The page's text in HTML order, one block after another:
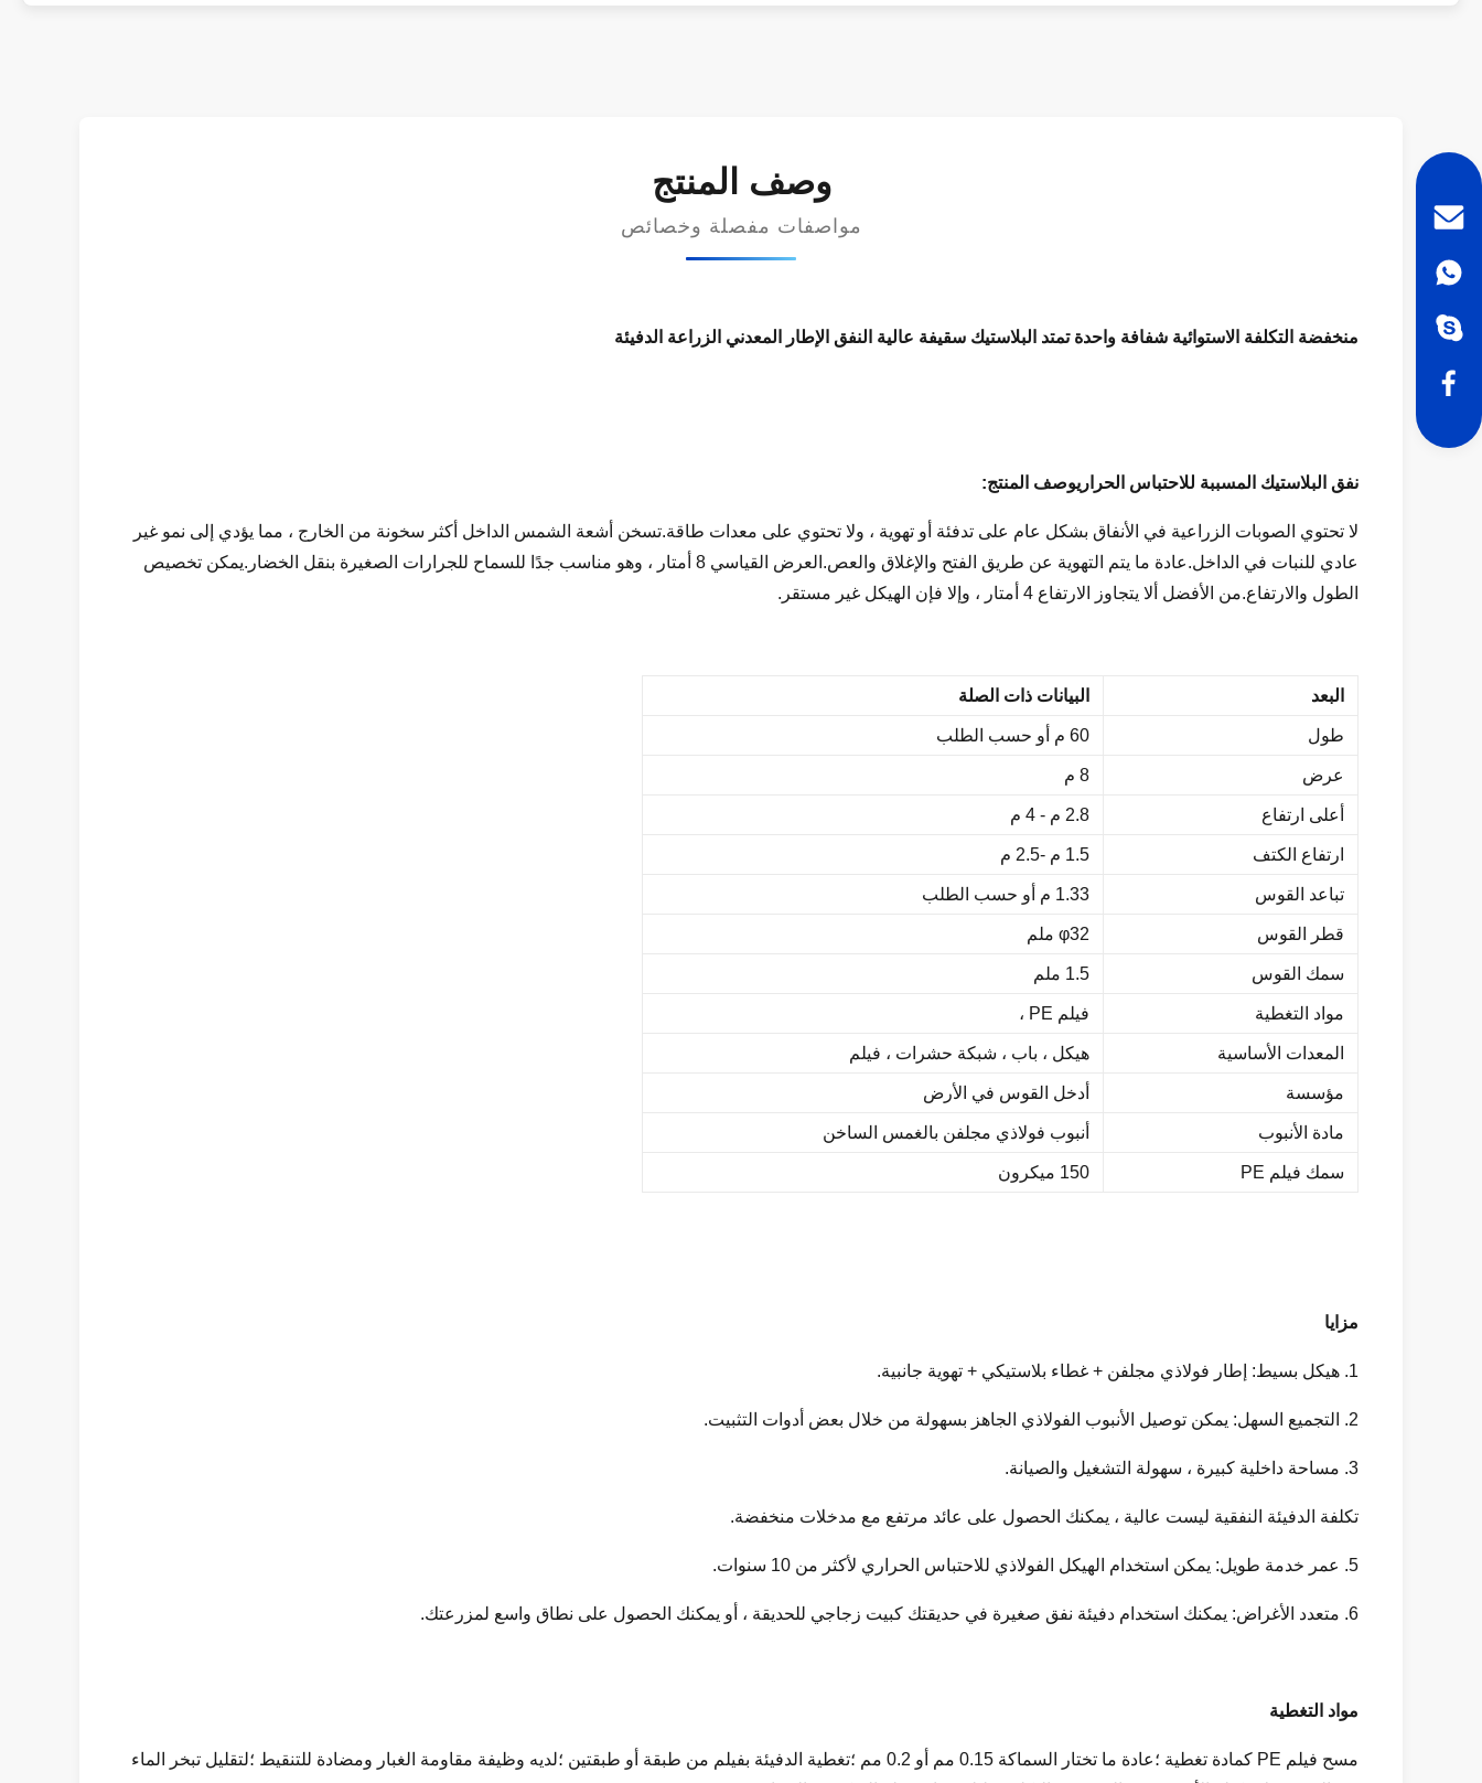
وصف المنتج
مواصفات مفصلة وخصائص
منخفضة التكلفة الاستوائية شفافة واحدة تمتد البلاستيك سقيفة عالية النفق الإطار المعدني الزراعة الدفيئة
نفق البلاستيك المسببة للاحتباس الحراريوصف المنتج:
لا تحتوي الصوبات الزراعية في الأنفاق بشكل عام على تدفئة أو تهوية ، ولا تحتوي على معدات طاقة.تسخن أشعة الشمس الداخل أكثر سخونة من الخارج ، مما يؤدي إلى نمو غير
عادي للنبات في الداخل.عادة ما يتم التهوية عن طريق الفتح والإغلاق والعص.العرض القياسي 8 أمتار ، وهو مناسب جدًا للسماح للجرارات الصغيرة بنقل الخضار.يمكن تخصيص
الطول والارتفاع.من الأفضل ألا يتجاوز الارتفاع 4 أمتار ، وإلا فإن الهيكل غير مستقر.
البعد البيانات ذات الصلة
طول 60 م أو حسب الطلب
عرض 8 م
أعلى ارتفاع 2.8 م - 4 م
ارتفاع الكتف 1.5 م -2.5 م
تباعد القوس 1.33 م أو حسب الطلب
قطر القوس φ32 ملم
سمك القوس 1.5 ملم
مواد التغطية فيلم PE ،
المعدات الأساسية هيكل ، باب ، شبكة حشرات ، فيلم
مؤسسة أدخل القوس في الأرض
مادة الأنبوب أنبوب فولاذي مجلفن بالغمس الساخن
سمك فيلم PE 150 ميكرون
مزايا
1. هيكل بسيط: إطار فولاذي مجلفن + غطاء بلاستيكي + تهوية جانبية.
2. التجميع السهل: يمكن توصيل الأنبوب الفولاذي الجاهز بسهولة من خلال بعض أدوات التثبيت.
3. مساحة داخلية كبيرة ، سهولة التشغيل والصيانة.
تكلفة الدفيئة النفقية ليست عالية ، يمكنك الحصول على عائد مرتفع مع مدخلات منخفضة.
5. عمر خدمة طويل: يمكن استخدام الهيكل الفولاذي للاحتباس الحراري لأكثر من 10 سنوات.
6. متعدد الأغراض: يمكنك استخدام دفيئة نفق صغيرة في حديقتك كبيت زجاجي للحديقة ، أو يمكنك الحصول على نطاق واسع لمزرعتك.
مواد التغطية
مسح فيلم PE كمادة تغطية ؛عادة ما تختار السماكة 0.15 مم أو 0.2 مم ؛تغطية الدفيئة بفيلم من طبقة أو طبقتين ؛لديه وظيفة مقاومة الغبار ومضادة للتنقيط ؛لتقليل تبخر الماء